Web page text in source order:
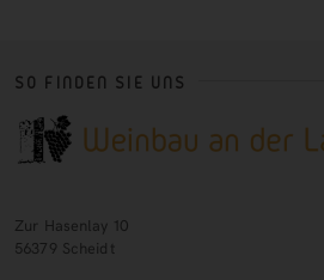
SO FINDEN SIE UNS
Zur Hasenlay 10
56379 Scheidt